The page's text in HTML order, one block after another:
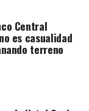
Central
es casualidad
terreno